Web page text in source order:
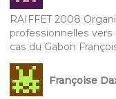
RAIFFET 2008
professionnelles
cas du Gabon
Françoise